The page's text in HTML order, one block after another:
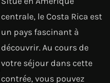
centrale, le Costa Rica est
un pays fascinant à
découvrir. Au cours de
votre séjour dans cette
contrée, vous pouvez